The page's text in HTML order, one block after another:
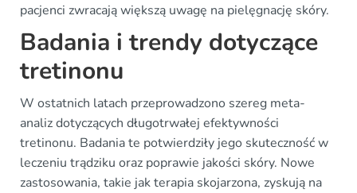
pacjenci zwracają większą uwagę na pielęgnację skóry.
Badania i trendy dotyczące
tretinonu
W ostatnich latach przeprowadzono szereg meta-
analiz dotyczących długotrwałej efektywności
tretinonu. Badania te potwierdziły jego skuteczność w
leczeniu trądziku oraz poprawie jakości skóry. Nowe
zastosowania, takie jak terapia skojarzona, zyskują na